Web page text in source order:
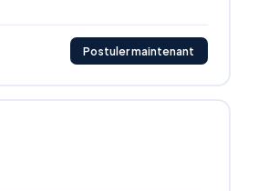
Postuler maintenant